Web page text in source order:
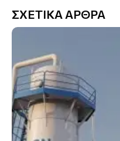
ΣΧΕΤΙΚΑ ΑΡΘΡΑ